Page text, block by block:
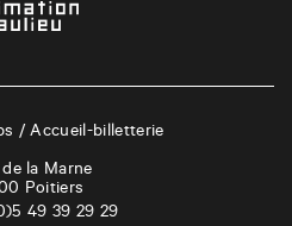
/ Accueil-billetterie
la Marne
Poitiers
49 39 29 29